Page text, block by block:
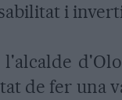
i
l'alcalde
de fer una